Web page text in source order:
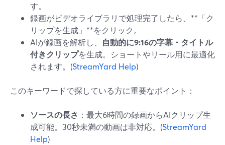
す。
録画がビデオライブラリで処理完了したら、**「ク
リップを生成」**をクリック。
AIが録画を解析し、 自動的に9:16の字幕・タイトル
付きクリップを生成。ショートやリール用に最適化
されます。(StreamYard Help)
このキーワードで探している方に重要なポイント：
ソースの長さ ：最大6時間の録画からAIクリップ生
成可能。30秒未満の動画は非対応。(StreamYard
Help)